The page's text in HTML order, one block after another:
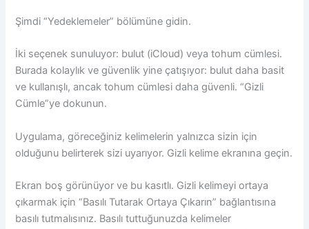
Şimdi “Yedeklemeler” bölümüne gidin.
İki seçenek sunuluyor: bulut (iCloud) veya tohum cümlesi.
Burada kolaylık ve güvenlik yine çatışıyor: bulut daha basit
ve kullanışlı, ancak tohum cümlesi daha güvenli. “Gizli
Cümle”ye dokunun.
Uygulama, göreceğiniz kelimelerin yalnızca sizin için
olduğunu belirterek sizi uyarıyor. Gizli kelime ekranına geçin.
Ekran boş görünüyor ve bu kasıtlı. Gizli kelimeyi ortaya
çıkarmak için “Basılı Tutarak Ortaya Çıkarın” bağlantısına
basılı tutmalısınız. Basılı tuttuğunuzda kelimeler